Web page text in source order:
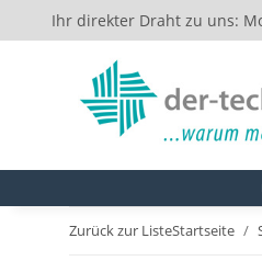
Ihr direkter Draht zu uns:
Zurück zur ListeStartseite